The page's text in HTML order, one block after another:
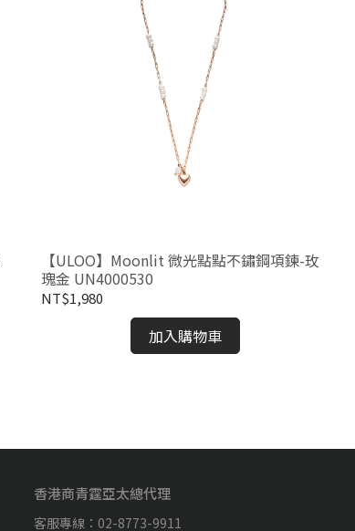
【ULOO】Moonlit 微光點點不鏽鋼項鍊-玫
瑰金 UN4000530
NT$1,980
加入購物車
香港商青霆亞太總代理
客服專線：02-8773-9911